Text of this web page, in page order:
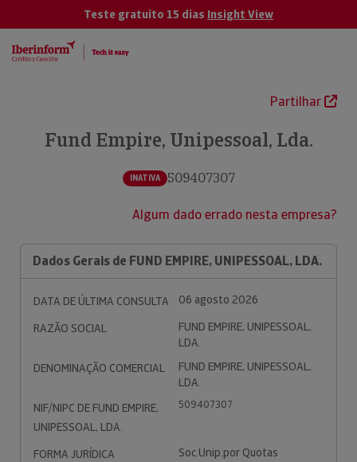
Teste gratuito 15 dias Insight View
Partilhar
Fund Empire, Unipessoal, Lda.
INATIVA 509407307
Algum dado errado nesta empresa?
Dados Gerais de FUND EMPIRE, UNIPESSOAL, LDA.
DATA DE ÚLTIMA CONSULTA
06 agosto 2026
RAZÃO SOCIAL
FUND EMPIRE, UNIPESSOAL,
LDA.
DENOMINAÇÃO COMERCIAL
FUND EMPIRE, UNIPESSOAL,
LDA.
NIF/NIPC DE FUND EMPIRE,
UNIPESSOAL, LDA.
509407307
FORMA JURÍDICA
Soc.Unip.por Quotas